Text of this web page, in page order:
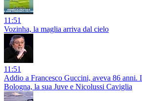
11:51
Vozinha, la maglia arriva dal cielo
11:51
Addio a Francesco Guccini, aveva 86 anni.
Bologna, la sua Juve e Nicolussi Caviglia